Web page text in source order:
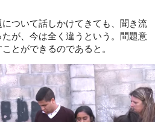
ついて話しかけてきても、聞き流
が、今は全く違うという。問題意
とができるのであると。